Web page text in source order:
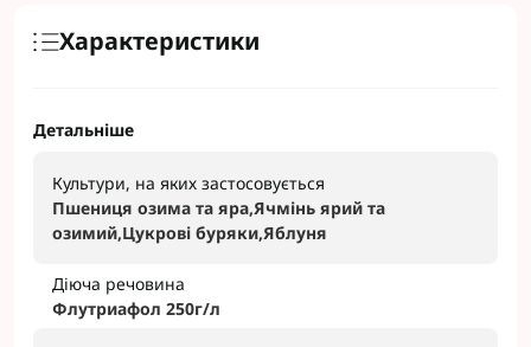
Характеристики
Детальніше
Культури, на яких застосовується
Пшениця озима та яра,Ячмінь ярий та
озимий,Цукрові буряки,Яблуня
Діюча речовина
Флутриафол 250г/л